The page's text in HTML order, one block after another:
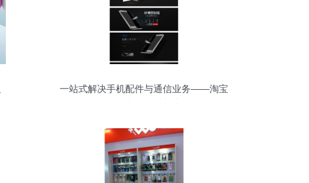
一站式解决手机配件与通信业务——淘宝